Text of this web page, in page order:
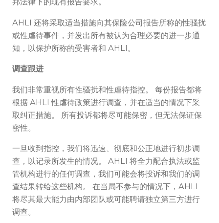
AHLI 还将采取适当措施向其保险公司报告所称的性骚扰
或性虐待事件，并发出所有被认为合理必要的进一步通
知，以保护所称的受害者和 AHLI。
调查跟进
我们非常重视所有性骚扰和性虐待指控。 每份报告都将
根据 AHLI 性虐待政策进行调查，并在适当的情况下采
取纠正措施。 所有投诉都将尽可能保密，但无法保证保
密性。
一旦收到指控，我们将迅速、彻底和公正地进行初步调
查，以记录所发生的情况。 AHLI 将全力配合执法或监
管机构进行的任何调查，我们可能会将投诉和我们的调
查结果转给这些机构。 在当局不参与的情况下，AHLI
将尽其最大能力由内部团队或可能聘请独立第三方进行
调查。